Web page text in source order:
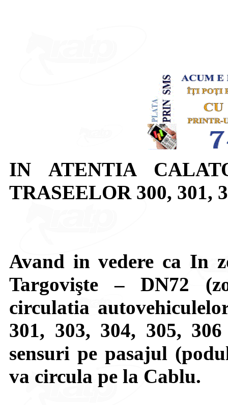
IN ATENTIA
TRASEELOR 300, 301,
Avand in vedere ca In
Targovişte – DN72
circulatia
301, 303, 304, 305,
sensuri pe pasajul
va circula pe la Cablu.